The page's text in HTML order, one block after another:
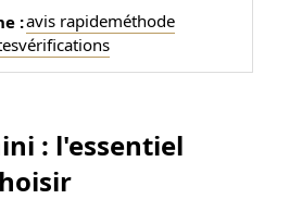
:avis rapideméthode
vérifications
: l'essentiel